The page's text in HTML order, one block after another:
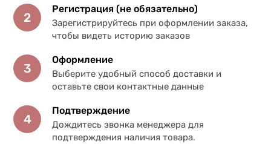
2
Регистрация (не обязательно)
Зарегистрируйтесь при оформлении заказа,
чтобы видеть историю заказов
3
Оформление
Выберите удобный способ доставки и
оставьте свои контактные данные
4
Подтверждение
Дождитесь звонка менеджера для
подтверждения наличия товара.